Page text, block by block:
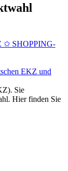
EKZ und
Sie
Hier finden Sie